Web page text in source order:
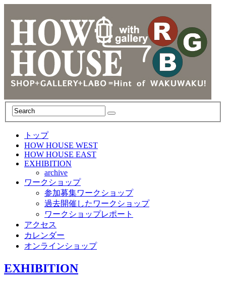
トップ
HOW HOUSE WEST
HOW HOUSE EAST
EXHIBITION
archive
ワークショップ
参加募集ワークショップ
過去開催したワークショップ
ワークショップレポート
アクセス
カレンダー
オンラインショップ
EXHIBITION